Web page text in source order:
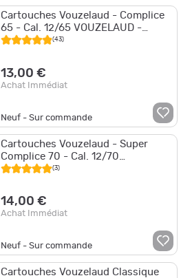
Cartouches Vouzelaud - Complice
65 - Cal. 12/65 VOUZELAUD -
COMPLICE 65 - P.8
(43)
13,00 €
Achat Immédiat
Neuf - Sur commande
Cartouches Vouzelaud - Super
Complice 70 - Cal. 12/70
VOUZELAUD - SUPER COMPLICE
(3)
14,00 €
Achat Immédiat
Neuf - Sur commande
Cartouches Vouzelaud Classique